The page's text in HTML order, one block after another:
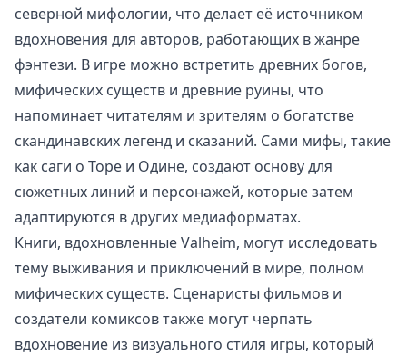
северной мифологии, что делает её источником
вдохновения для авторов, работающих в жанре
фэнтези. В игре можно встретить древних богов,
мифических существ и древние руины, что
напоминает читателям и зрителям о богатстве
скандинавских легенд и сказаний. Сами мифы, такие
как саги о Торе и Одине, создают основу для
сюжетных линий и персонажей, которые затем
адаптируются в других медиаформатах.
Книги, вдохновленные Valheim, могут исследовать
тему выживания и приключений в мире, полном
мифических существ. Сценаристы фильмов и
создатели комиксов также могут черпать
вдохновение из визуального стиля игры, который